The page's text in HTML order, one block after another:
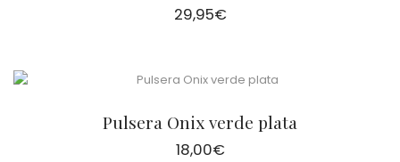
29,95€
Pulsera Onix verde plata
18,00€